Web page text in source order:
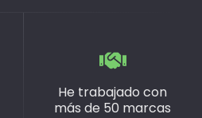
He trabajado con
más de 50 marcas